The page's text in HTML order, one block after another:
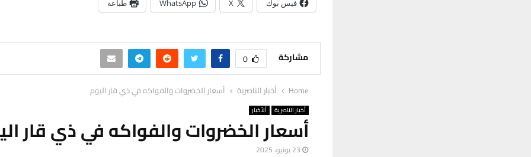
فيس بوك X
WhatsApp طباعة
مشاركة 0
Home أخبار الناصرية أسعار الخضروات والفواكه في ذي قار اليوم
أخبار الناصرية ألأخبار
أسعار الخضروات والفواكه في ذي قار
23 يونيو، 2025